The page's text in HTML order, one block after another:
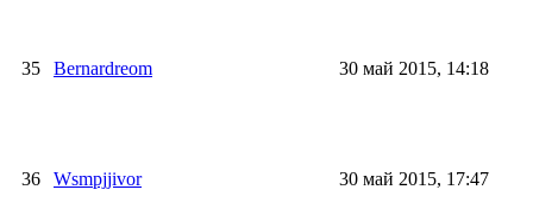
35 Bernardreom 30 май 2015, 14:18
36 Wsmpjjivor 30 май 2015, 17:47